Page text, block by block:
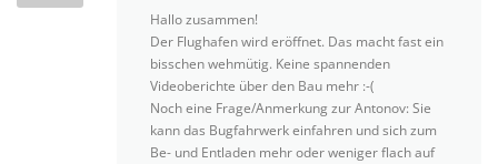
Hallo zusammen!
Der Flughafen wird eröffnet. Das macht fast ein
bisschen wehmütig. Keine spannenden
Videoberichte über den Bau mehr :-(
Noch eine Frage/Anmerkung zur Antonov: Sie
kann das Bugfahrwerk einfahren und sich zum
Be- und Entladen mehr oder weniger flach auf